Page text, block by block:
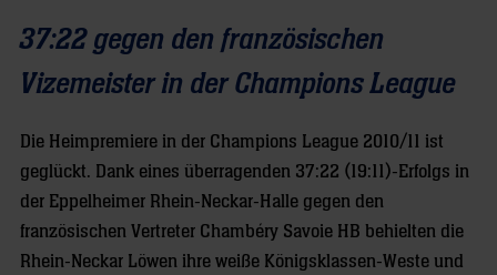
37:22 gegen den französischen
Vizemeister in der Champions League
Die Heimpremiere in der Champions League 2010/11 ist
geglückt. Dank eines überragenden 37:22 (19:11)-Erfolgs in
der Eppelheimer Rhein-Neckar-Halle gegen den
französischen Vertreter Chambéry Savoie HB behielten die
Rhein-Neckar Löwen ihre weiße Königsklassen-Weste und